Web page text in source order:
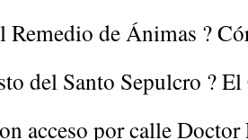
Remedio de Ánimas ?
del Santo Sepulcro ?
acceso por calle